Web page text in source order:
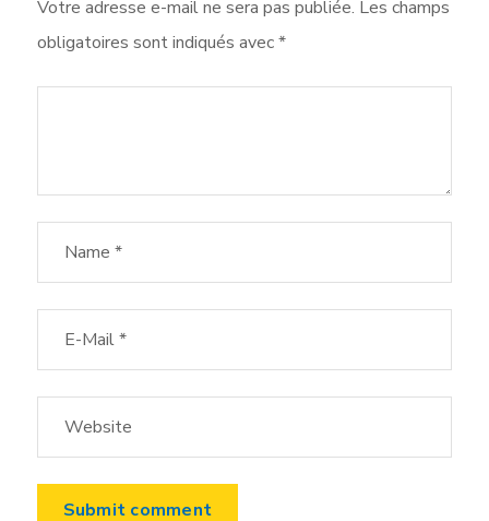
Votre adresse e-mail ne sera pas publiée. Les champs
obligatoires sont indiqués avec*